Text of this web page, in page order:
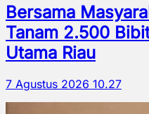
Bersama
Tanam 2.500
Utama Riau
7 Agustus 2026 10.27